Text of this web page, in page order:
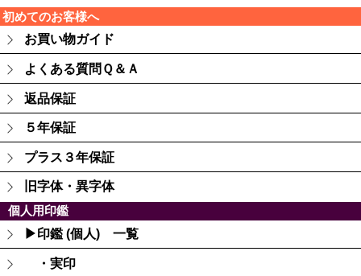
初めてのお客様へ
お買い物ガイド
よくある質問Ｑ＆Ａ
返品保証
５年保証
プラス３年保証
旧字体・異字体
個人用印鑑
▶印鑑 (個人) 一覧
・実印